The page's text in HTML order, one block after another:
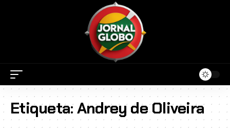
Etiqueta:Andrey de Oliveira